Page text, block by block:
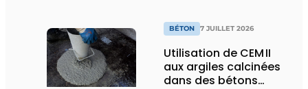
BÉTON 7 JUILLET 2026
Utilisation de CEM II
aux argiles calcinées
dans des bétons